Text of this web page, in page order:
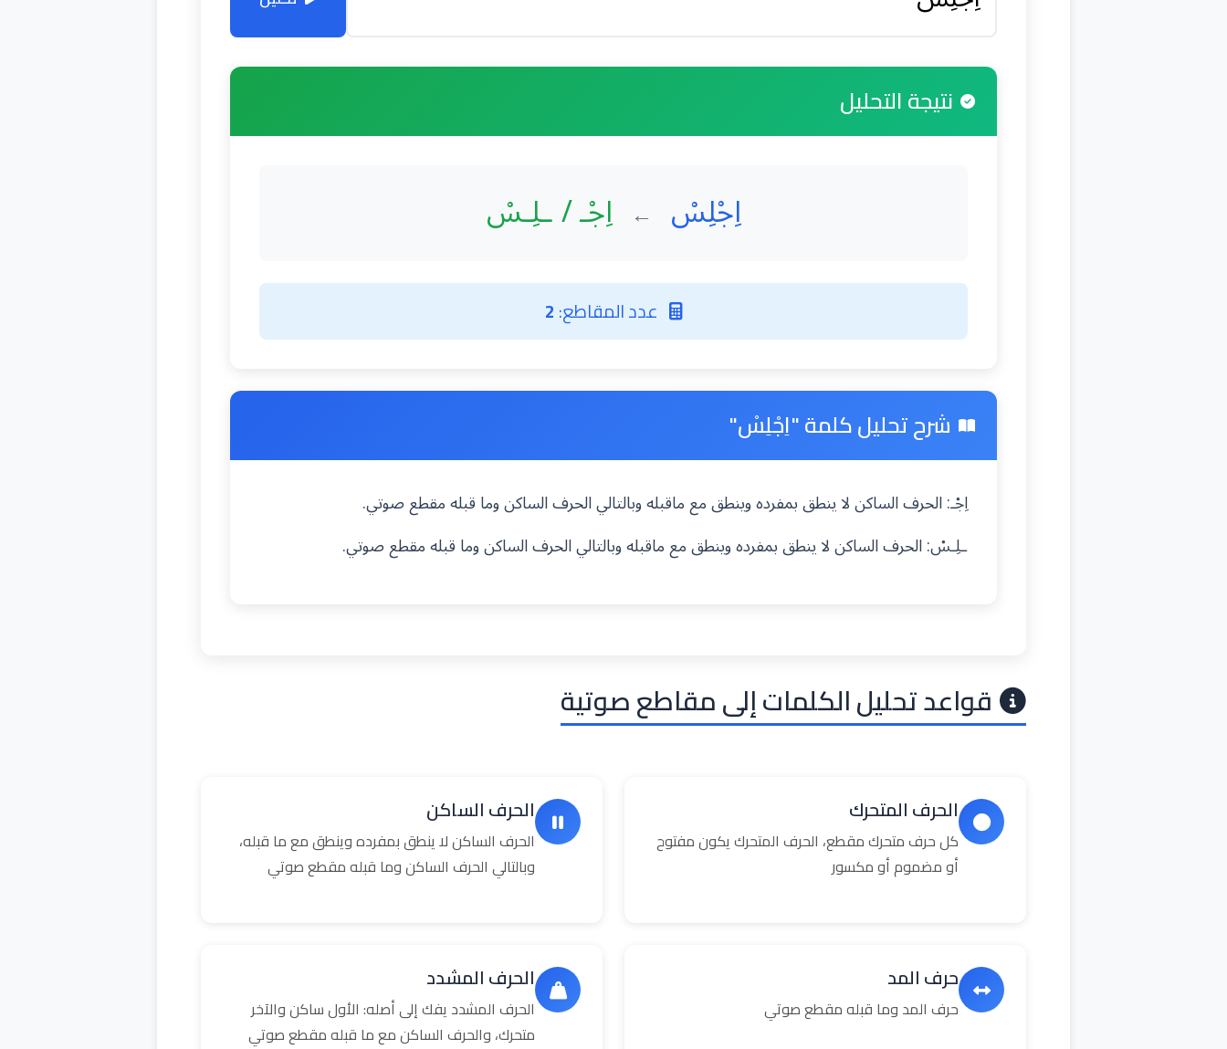
نتيجة التحليل
اِجْلِسْ ← اِجْـ / ـلِـسْ
عدد المقاطع:2
شرح تحليل كلمة "اِجْلِسْ"
اِجْـ: الحرف الساكن لا ينطق بمفرده وينطق مع ماقبله وبالتالي الحرف الساكن وما قبله مقطع صوتي.
ـلِـسْ: الحرف الساكن لا ينطق بمفرده وينطق مع ماقبله وبالتالي الحرف الساكن وما قبله مقطع صوتي.
قواعد تحليل الكلمات إلى مقاطع صوتية
الحرف المتحرك
كل حرف متحرك مقطع، الحرف المتحرك يكون مفتوح
أو مضموم أو مكسور
الحرف الساكن
الحرف الساكن لا ينطق بمفرده وينطق مع ما قبله،
وبالتالي الحرف الساكن وما قبله مقطع صوتي
حرف المد
حرف المد وما قبله مقطع صوتي
الحرف المشدد
الحرف المشدد يفك إلى أصله: الأول ساكن والآخر
متحرك، والحرف الساكن مع ما قبله مقطع صوتي